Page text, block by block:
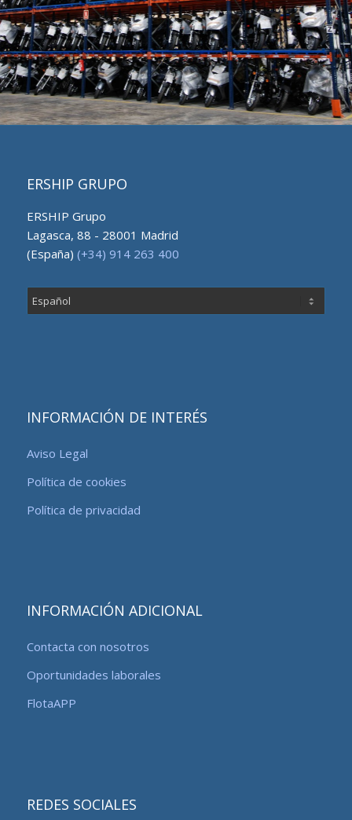
ERSHIP GRUPO
ERSHIP Grupo
Lagasca, 88 - 28001 Madrid
(España) (+34) 914 263 400
un
INFORMACIÓN DE INTERÉS
Aviso Legal
Política de cookies
Política de privacidad
INFORMACIÓN ADICIONAL
Contacta con nosotros
Oportunidades laborales
FlotaAPP
REDES SOCIALES